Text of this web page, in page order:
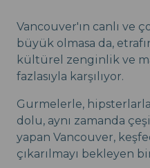
Vancouver'ın canlı ve
büyük olmasa da,
kültürel zenginlik ve
fazlasıyla karşılıyor.
Gurmelerle,
dolu, aynı zamanda
yapan Vancouver,
çıkarılmayı bekleyen